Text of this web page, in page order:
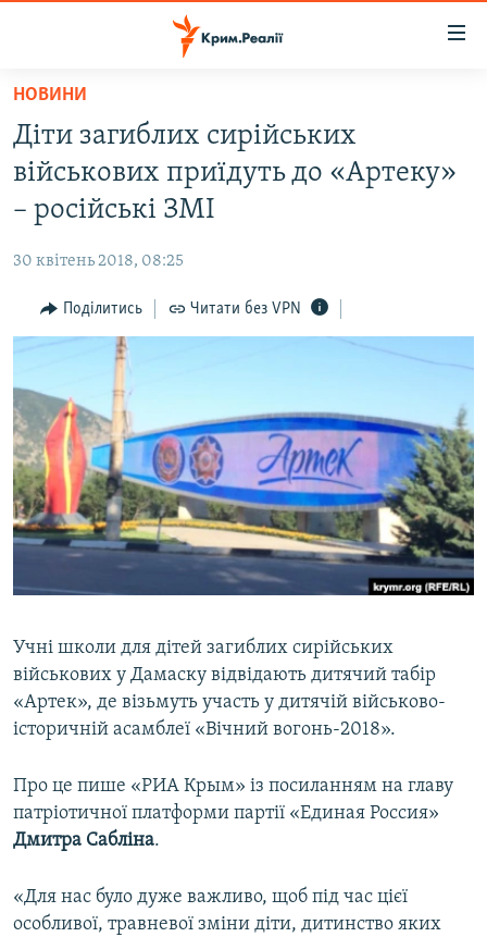
Перейти
основного
матеріалу
основної
Перейти
до
пошуку
ВОДА.КРИМ
ВІДЕО ТА ФОТО
БЛОГИ
ПОГЛЯД
ІНТЕРВ'Ю
ВСЕ ЗА ДЕНЬ
СПЕЦПРОЕКТИ
ДЕПОРТАЦІЯ
ВІДЕОУРОКИ «ELIFBE»
СВІДЧЕННЯ ОКУПАЦІЇ
УКРАЇНСЬКА ПРОБЛЕМА КРИМУ
ЯК ОБІЙТИ БЛОКУВАННЯ
Русский
Усі сайти RFE/RL
НОВИНИ
Діти загиблих сирійських
військових приїдуть до «Артеку»
– російські ЗМІ
30 квітень 2018, 08:25
Поділитись Читати без VPN
Учні школи для дітей загиблих сирійських
військових у Дамаску відвідають дитячий табір
«Артек», де візьмуть участь у дитячій військово-
історичній асамблеї «Вічний вогонь-2018».
Про це пише «РИА Крым» із посиланням на главу
патріотичної платформи партії «Единая Россия»
Дмитра Сабліна.
«Для нас було дуже важливо, щоб під час цієї
особливої, травневої зміни діти, дитинство яких